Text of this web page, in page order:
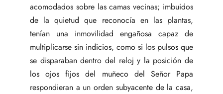
acomodados sobre las camas vecinas; imbuidos
de la quietud que reconocía en las plantas,
tenían una inmovilidad engañosa capaz de
multiplicarse sin indicios, como si los pulsos que
se disparaban dentro del reloj y la posición de
los ojos fijos del muñeco del Señor Papa
respondieran a un orden subyacente de la casa,